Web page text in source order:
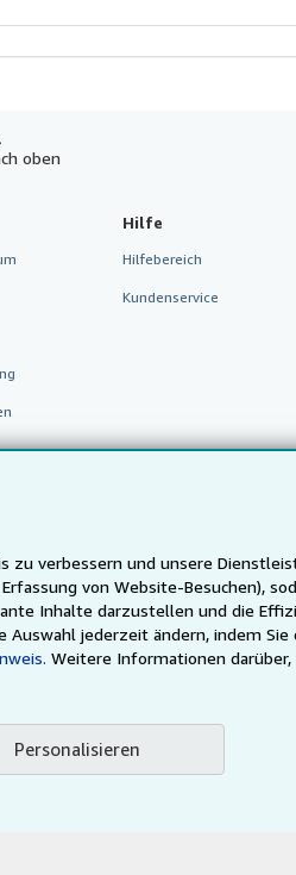
verbessern und unsere
von Website-Besuchen),
Inhalte darzustellen und die
Auswahl jederzeit ändern, indem
Weitere Informationen
Personalisieren
oben
Hilfe
Hilfebereich
Kundenservice
besten Preis